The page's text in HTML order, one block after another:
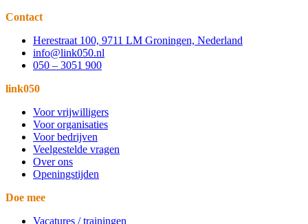
Contact
Herestraat 100, 9711 LM Groningen, Nederland
info@link050.nl
050 – 3051 900
link050
Voor vrijwilligers
Voor organisaties
Voor bedrijven
Veelgestelde vragen
Over ons
Openingstijden
Doe mee
Vacatures / trainingen